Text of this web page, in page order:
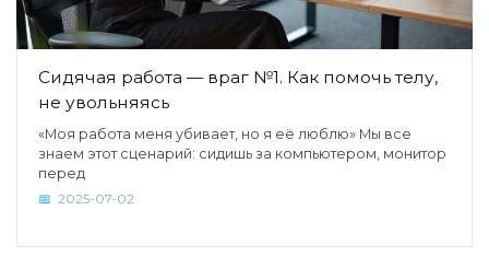
Сидячая работа — враг №1. Как помочь телу,
не увольняясь
«Моя работа меня убивает, но я её люблю» Мы все
знаем этот сценарий: сидишь за компьютером, монитор
перед
2025-07-02